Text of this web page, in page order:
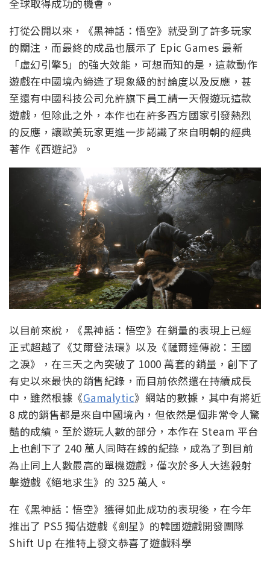
全球取得成功的機會。
打從公開以來，《黑神話：悟空》就受到了許多玩家
的關注，而最終的成品也展示了 Epic Games 最新
「虛幻引擎5」的強大效能，可想而知的是，這款動作
遊戲在中國境內締造了現象級的討論度以及反應，甚
至還有中國科技公司允許旗下員工請一天假遊玩這款
遊戲，但除此之外，本作也在許多西方國家引發熱烈
的反應，讓歐美玩家更進一步認識了來自明朝的經典
著作《西遊記》。
以目前來說，《黑神話：悟空》在銷量的表現上已經
正式超越了《艾爾登法環》以及《薩爾達傳說：王國
之淚》，在三天之內突破了 1000 萬套的銷量，創下了
有史以來最快的銷售紀錄，而目前依然還在持續成長
中，雖然根據《Gamalytic》網站的數據，其中有將近
8 成的銷售都是來自中國境內，但依然是個非常令人驚
豔的成績。至於遊玩人數的部分，本作在 Steam 平台
上也創下了 240 萬人同時在線的紀錄，成為了到目前
為止同上人數最高的單機遊戲，僅次於多人大逃殺射
擊遊戲《絕地求生》的 325 萬人。
在《黑神話：悟空》獲得如此成功的表現後，在今年
推出了 PS5 獨佔遊戲《劍星》的韓國遊戲開發團隊
Shift Up 在推特上發文恭喜了遊戲科學